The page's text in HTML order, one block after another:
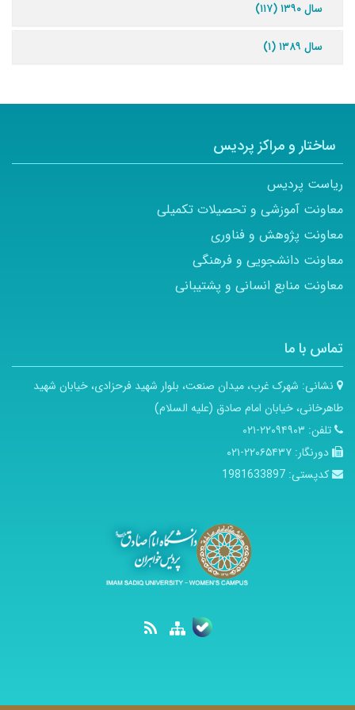
سال ۱۳۹۰ (۱۱۷)
سال ۱۳۸۹ (۱)
ساختار و مراکز پردیس
ریاست پردیس
معاونت آموزشی و تحصیلات تکمیلی
معاونت پژوهش و فناوری
معاونت دانشجویی و فرهنگی
معاونت منابع انسانی و پشتیبانی
تماس با ما
نشانی: شهرک غرب، میدان صنعت، بلوار شهید فرحزادی، خیابان شهید
طاهرخانی، خیابان امام صادق (علیه السلام)
تلفن: ۲۲۰۹۴۹۰۳-۰۲۱
دورنگار: ۲۲۰۶۵۴۳۷-۰۲۱
کدپستی: 1981633897